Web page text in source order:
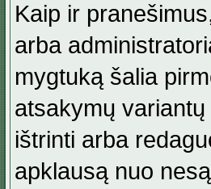
Kaip ir
arba
mygtuką šalia
atsakymų
ištrinti arba
apklausą nuo